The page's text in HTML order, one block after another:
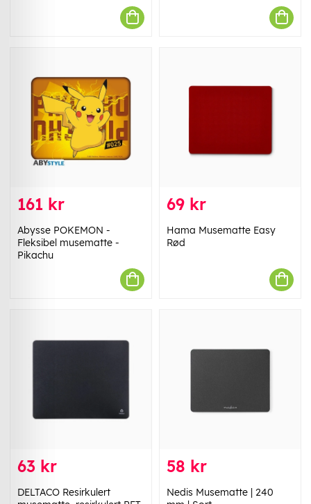
161 kr
Abysse POKEMON -
Fleksibel musematte -
Pikachu
69 kr
Hama Musematte Easy
Rød
63 kr
DELTACO Resirkulert
58 kr
Nedis Musematte | 240